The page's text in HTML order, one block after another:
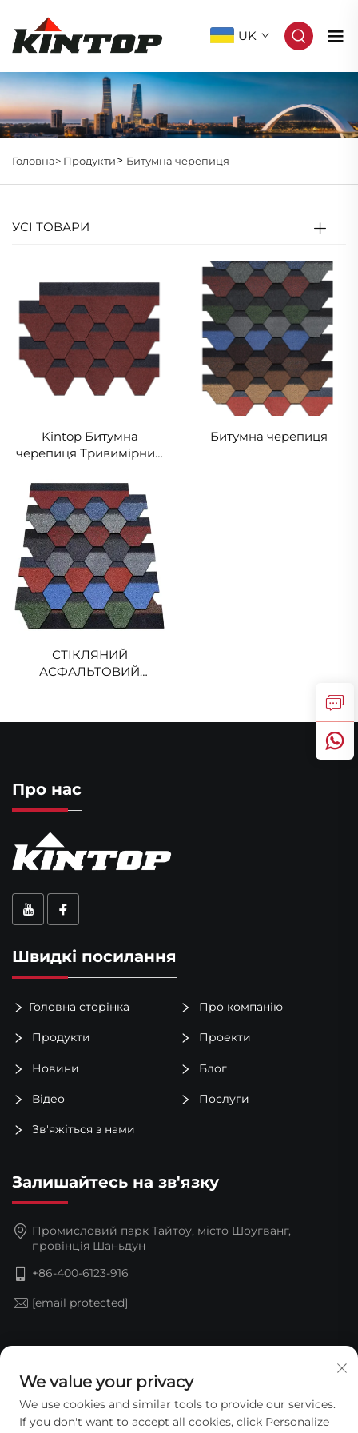
UK
Головна> Продукти> Битумна черепиця
УСІ ТОВАРИ
Kintop Битумна
черепиця Тривимірний
Битумна черепиця
СТІКЛЯНИЙ
АСФАЛЬТОВИЙ
Про нас
Швидкі посилання
Головна сторінка Про компанію
Продукти Проекти
Новини Блог
Відео Послуги
Зв'яжіться з нами
Залишайтесь на зв'язку
Промисловий парк Тайтоу, місто Шоугванг,
провінція Шаньдун
+86-400-6123-916
[email protected]
We value your privacy
We use cookies and similar tools to provide our services.
If you don't want to accept all cookies, click Personalize